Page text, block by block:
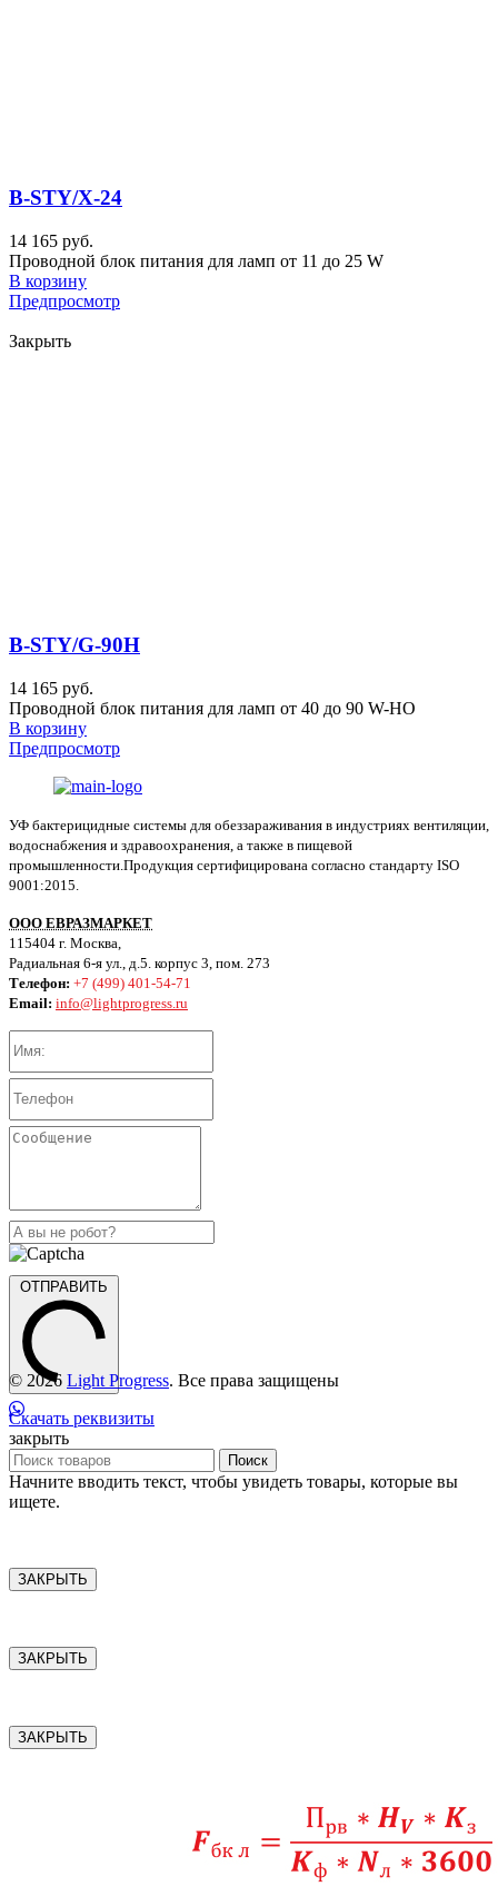
B-STY/X-24
14 165 руб.
Проводной блок питания для ламп от 11 до 25 W
В корзину
Предпросмотр
Закрыть
B-STY/G-90H
14 165 руб.
Проводной блок питания для ламп от 40 до 90 W-HO
В корзину
Предпросмотр
УФ бактерицидные системы для обеззараживания в индустриях вентиляции,
водоснабжения и здравоохранения, а также в пищевой
промышленности.Продукция сертифицирована согласно стандарту ISO
9001:2015.
ООО ЕВРАЗМАРКЕТ
115404 г. Москва,
Радиальная 6-я ул., д.5. корпус 3, пом. 273
Телефон: +7 (499) 401-54-71
Email: info@lightprogress.ru
ОТПРАВИТЬ
© 2026 Light Progress. Все права защищены
Скачать реквизиты
закрыть
Поиск
Начните вводить текст, чтобы увидеть товары, которые вы
ищете.
ЗАКРЫТЬ
ЗАКРЫТЬ
ЗАКРЫТЬ